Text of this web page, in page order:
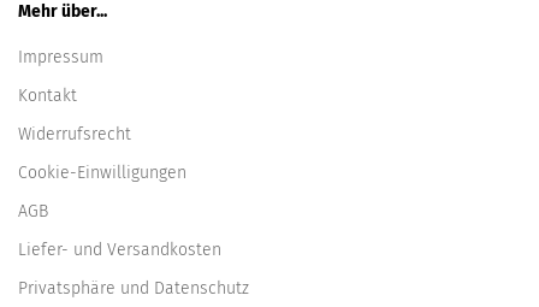
Mehr über...
Impressum
Kontakt
Widerrufsrecht
Cookie-Einwilligungen
AGB
Liefer- und Versandkosten
Privatsphäre und Datenschutz